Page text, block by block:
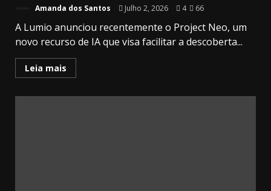
Amanda dos Santos Julho 2, 2026 4 66
A Lumio anunciou recentemente o Project Neo, um
novo recurso de IA que visa facilitar a descoberta...
Leia mais